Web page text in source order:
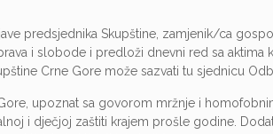
predsjednika Skupštine, zamjenik/ca
i slobode i predloži dnevni red sa
Crne Gore može sazvati tu sjednicu
upoznat sa govorom mržnje i
i dječjoj zaštiti krajem prošle godine.